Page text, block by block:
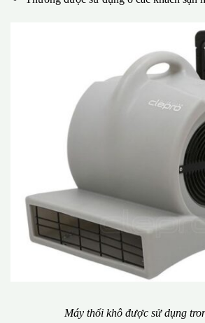
Máy thổi khô được sử dụng